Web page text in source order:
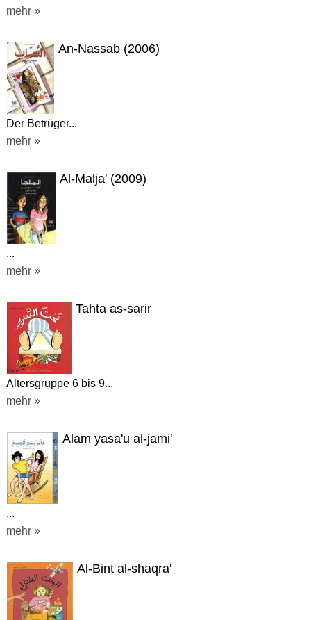
mehr »
An-Nassab (2006)
Der Betrüger...
mehr »
Al-Malja' (2009)
...
mehr »
Tahta as-sarir
Altersgruppe 6 bis 9...
mehr »
Alam yasa'u al-jami'
...
mehr »
Al-Bint al-shaqra'